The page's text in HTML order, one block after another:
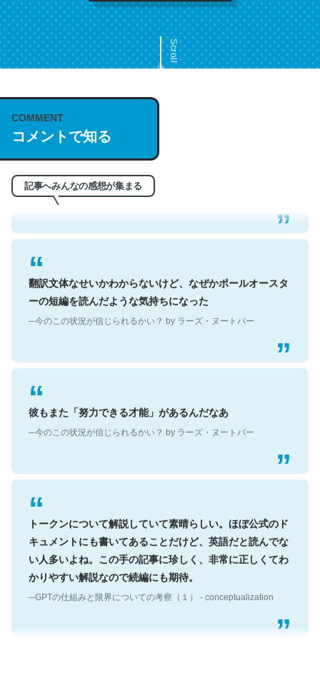
Scroll
COMMENT
コメントで知る
記事へみんなの感想が集まる
これは名文。彼はとてもクレバーなんだろうなと凄く思
─今のこの状況が信じられるかい？ by ラーズ・ヌートバー
翻訳文体なせいかわからないけど、なぜかポールオースタ
ーの短編を読んだような気持ちになった
─今のこの状況が信じられるかい？ by ラーズ・ヌートバー
彼もまた「努力できる才能」があるんだなあ
─今のこの状況が信じられるかい？ by ラーズ・ヌートバー
トークンについて解説していて素晴らしい。ほぼ公式のド
キュメントにも書いてあることだけど、英語だと読んでな
い人多いよね。この手の記事に珍しく、非常に正しくてわ
かりやすい解説なので続編にも期待。
─GPTの仕組みと限界についての考察（１） - conceptualization